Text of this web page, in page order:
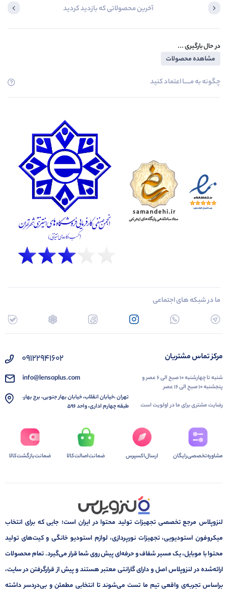
آخرین محصولاتی که بازدید کردید
در حال بارگیری ...
مشاهده محصولات
چگونه به مــــــا اعتماد کنید
ما در شبکه های اجتماعی
مرکز تماس مشتریان
شنبه تا چهارشنبه ۱۰ صبح الی ۶ عصر و
پنجشنبه ۱۰ صبح الی ۱۶ عصر
رضایت مشتری برای ما در اولویت است
۰۹۱۲۲۹۴۱۶۰۲
info@lensoplus.com
تهران ،خیابان انقلاب، خیابان بهار جنوبی، برج بهار،
طبقه چهارم اداری، واحد ۵۹۶
مشاوره‌تخصصی‌رایگان ارسال‌اکسپرس ضمانت‌اصالت‌کالا ضمانت‌بازگشت‌کالا
لنزوپلاس مرجع تخصصی تجهیزات تولید محتوا در ایران است؛ جایی که برای انتخاب
میکروفون استودیویی، تجهیزات نورپردازی، لوازم استودیو خانگی و کیت‌های تولید
محتوا با موبایل، یک مسیر شفاف و حرفه‌ای پیش روی شما قرار می‌گیرد. تمام محصولات
ارائه‌شده در لنزوپلاس اصل و دارای گارانتی معتبر هستند و پیش از قرارگرفتن در سایت،
براساس تجربه‌ی واقعی تیم ما تست می‌شوند تا انتخابی مطمئن و بی‌دردسر داشته